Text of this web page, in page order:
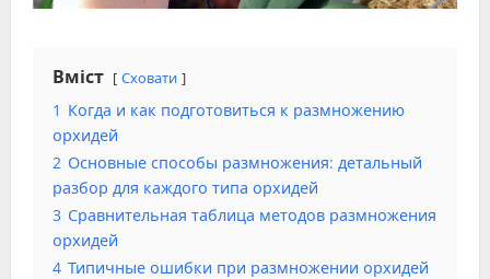
Вміст Сховати
1 Когда и как подготовиться к размножению
орхидей
2 Основные способы размножения: детальный
разбор для каждого типа орхидей
3 Сравнительная таблица методов размножения
орхидей
4 Типичные ошибки при размножении орхидей